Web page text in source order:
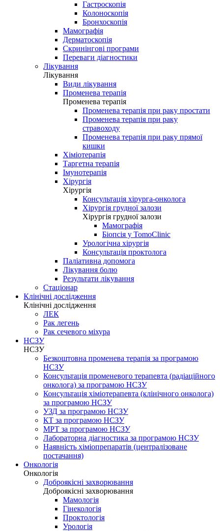
Гастроскопія
Колоноскопія
Бронхоскопія
Мамографія
Дерматоскопія
Скринінгові програми
Переваги діагностики
Лікування
Лікування
Види лікування
Променева терапія
Променева терапія
Променева терапія при раку простати
Променева терапія при раку
стравоходу
Променева терапія при раку прямої
кишки
Хіміотерапія
Таргетна терапія
Імунотерапія
Хірургія
Хірургія
Консультація хірурга-онколога
Хірургія грудної залози
Хірургія грудної залози
Мамографія
Біопсія у TomoClinic
Урологічна хірургія
Консультація проктолога
Паліативна допомога
Лікування болю
Результати лікування
Стаціонар
Клінічні дослідження
Клінічні дослідження
ЛЕК
Рак легень
Рак сечевого міхура
НСЗУ
НСЗУ
Безкоштовна променева терапія за програмою
НСЗУ
Консультація променевого терапевта (радіаційного
онколога) за програмою НСЗУ
Консультація хіміотерапевта (клінічного онколога)
за програмою НСЗУ
УЗД за програмою НСЗУ
КТ за програмою НСЗУ
МРТ за програмою НСЗУ
Лабораторна діагностика за програмою НСЗУ
Наявність хіміопрепаратів (централізоване
постачання)
Онкологія
Онкологія
Доброякісні захворювання
Доброякісні захворювання
Мамологія
Гінекологія
Проктологія
Урологія